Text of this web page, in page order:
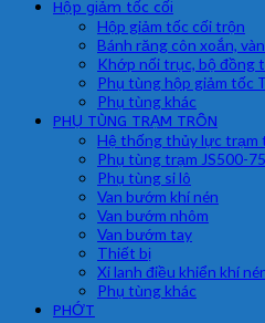
Hộp giảm tốc cối
Hộp giảm tốc cối trộn
Bánh răng côn xoắn,
Khớp nối trục, bộ đồng
Phụ tùng hộp giảm tốc
Phụ tùng khác
PHỤ TÙNG TRẠM TRÔN
Hệ thống thủy lực trạm
Phụ tùng trạm JS500-
Phụ tùng si lô
Van bướm khí nén
Van bướm nhôm
Van bướm tay
Thiết bị
Xi lanh điều khiển khí
Phụ tùng khác
PHỚT